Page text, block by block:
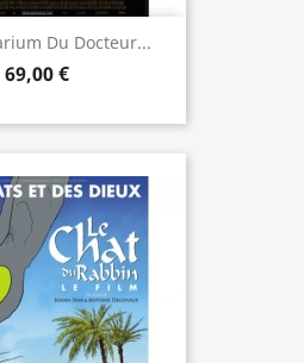
Du Docteur...
69,00 €